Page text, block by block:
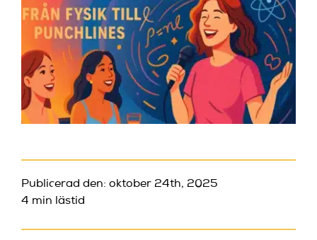
Publicerad den: oktober 24th, 2025
4 min lästid